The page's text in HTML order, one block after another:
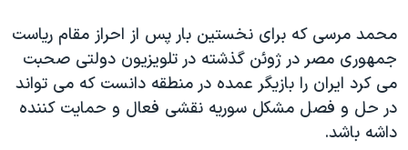
دادگاه حمید نوری
چهل سال گروگان‌گیری
قانون شفافیت دارائی کادر رهبری ایران
اعتراضات مردمی آبان ۹۸
محمد مرسی که برای نخستین بار پس از احراز مقام ریاست
جمهوری مصر در ژوئن گذشته در تلویزیون دولتی صحبت
می کرد ایران را بازیگر عمده در منطقه دانست که می تواند
در حل و فصل مشکل سوریه نقشی فعال و حمایت کننده
داشه باشد.